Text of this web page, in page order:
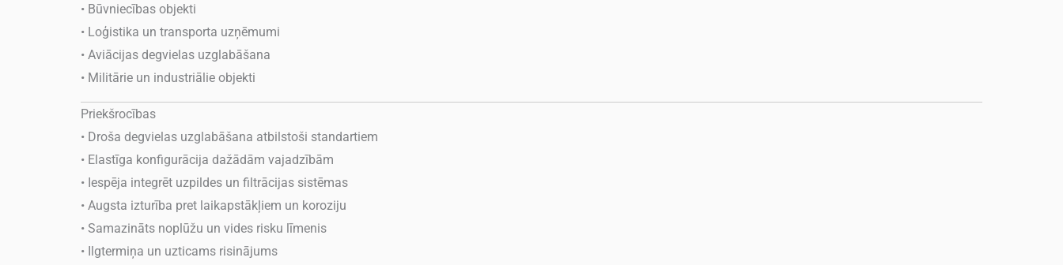
• Būvniecības objekti
• Loģistika un transporta uzņēmumi
• Aviācijas degvielas uzglabāšana
• Militārie un industriālie objekti
Priekšrocības
• Droša degvielas uzglabāšana atbilstoši standartiem
• Elastīga konfigurācija dažādām vajadzībām
• Iespēja integrēt uzpildes un filtrācijas sistēmas
• Augsta izturība pret laikapstākļiem un koroziju
• Samazināts noplūžu un vides risku līmenis
• Ilgtermiņa un uzticams risinājums